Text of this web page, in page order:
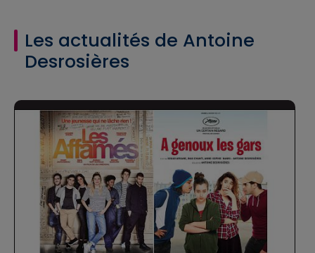
Les actualités de Antoine
Desrosières